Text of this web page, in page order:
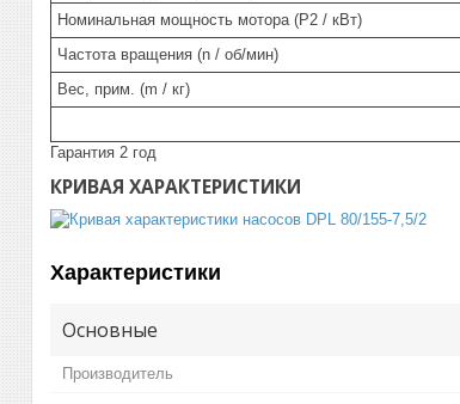
Номинальная мощность мотора (P2 / кВт)
Частота вращения (n / об/мин)
Вес, прим. (m / кг)
Гарантия 2 год
КРИВАЯ ХАРАКТЕРИСТИКИ
Характеристики
Основные
Производитель